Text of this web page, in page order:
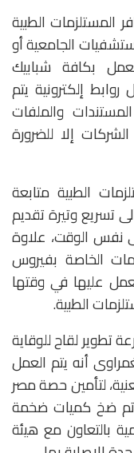
المستلزمات الطبية
الجامعية أو
بكافة شبابيك
إلكترونية يتم
والملفات
إلا للضرورة
الطبية متابعة
تسريع وتيرة تقديم
نفس الوقت، علاوة
الخاصة بفيروس
عليها في وقتها
الطبية.
تطوير لقاح للوقاية
أنه يتم العمل
لتأمين حصة مصر
تم ضخ كميات ضخمة
بالتعاون مع هيئة